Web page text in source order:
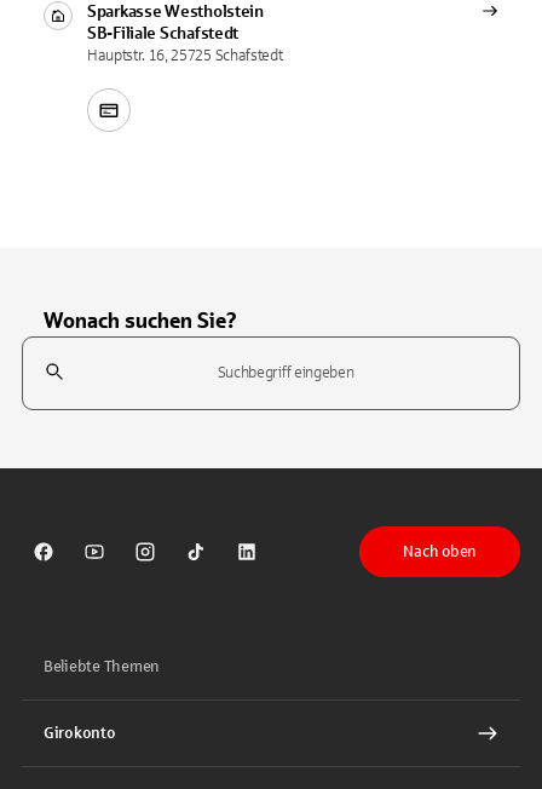
Sparkasse Westholstein
SB-Filiale Schafstedt
Hauptstr. 16, 25725 Schafstedt
Wonach suchen Sie?
Suchfeld
Sparkasse auf Facebook
Sparkasse auf Youtube
Sparkasse auf Instagram
Sparkasse auf TikTok
Sparkasse auf LinkedIn
Nach oben
Beliebte Themen
Girokonto